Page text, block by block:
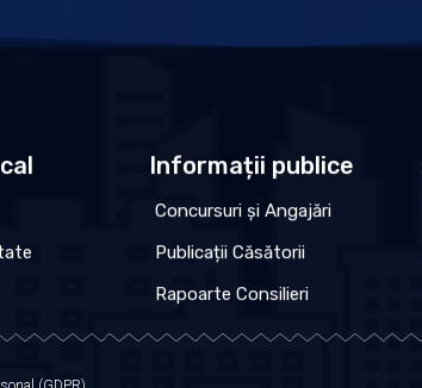
Informații publice
Concursuri și Angajări
Publicații Căsătorii
Rapoarte Consilieri